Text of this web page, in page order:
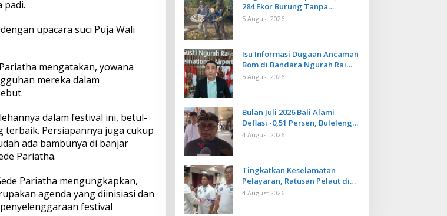
padi.
upacara suci Puja Wali
mengatakan, yowana
mereka dalam
dalam festival ini, betul-
Persiapannya juga cukup
ada bambunya di banjar
Pariatha.
Pariatha mengungkapkan,
agenda yang diinisiasi dan
festival
284 Ekor Burung Tanpa
Dokumen Dilepasliarkan Cegah
5 August 2026
Isu Informasi Dugaan Ancaman
Bom di Bandara Ngurah Rai
Bali Tidak Benar, Operasional
5 August 2026
Bulan Juli 2026 Bali Alami
Deflasi -0,51 Persen, Buleleng
Catat Penurunan Terendah
4 August 2026
Tingkatkan Keselamatan
Pelayaran, Ratusan Pelaut di
Bali Ikuti Pelatihan MPR dan
4 August 2026